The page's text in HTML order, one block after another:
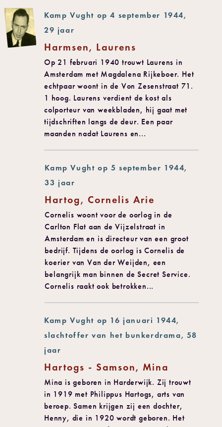
Kamp Vught op 4 september 1944,
29 jaar
Harmsen, Laurens
Op 21 februari 1940 trouwt Laurens in
Amsterdam met Magdalena Rijkeboer. Het
echtpaar woont in de Von Zesenstraat 71.
1 hoog. Laurens verdient de kost als
colporteur van weekbladen, hij gaat met
tijdschriften langs de deur. Een paar
maanden nadat Laurens en...
Kamp Vught op 5 september 1944,
33 jaar
Hartog, Cornelis Arie
Cornelis woont voor de oorlog in de
Carlton Flat aan de Vijzelstraat in
Amsterdam en is directeur van een groot
bedrijf. Tijdens de oorlog is Cornelis de
koerier van Van der Weijden, een
belangrijk man binnen de Secret Service.
Cornelis raakt ook betrokken...
Kamp Vught op 16 januari 1944,
slachtoffer van het bunkerdrama, 58
jaar
Hartogs - Samson, Mina
Mina is geboren in Harderwijk. Zij trouwt
in 1919 met Philippus Hartogs, arts van
beroep. Samen krijgen zij een dochter,
Henny, die in 1920 wordt geboren. Het